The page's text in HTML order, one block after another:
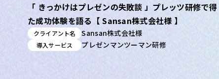
「 きっかけはプレゼンの失敗談 」プレッツ研修で得
た成功体験を語る【 Sansan株式会社様 】
クライアント名 Sansan株式会社様
導入サービス プレゼンマンツーマン研修